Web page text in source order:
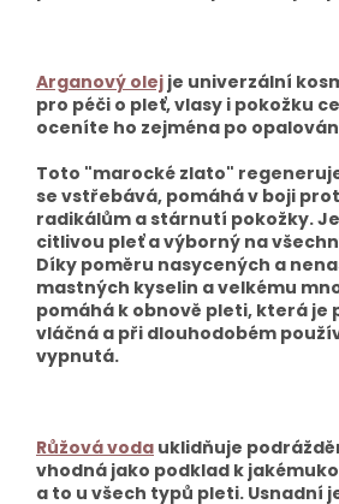
Arganový olej je univerzální
pro péči o pleť, vlasy i pokožku
oceníte ho zejména po
Toto "marocké zlato"
se vstřebává, pomáhá v boji
radikálům a stárnutí pokožky.
citlivou pleť a výborný na
Díky poměru nasycených a
mastných kyselin a velkému
pomáhá k obnově pleti, která je
vláčná a při dlouhodobém
vypnutá.
Růžová voda uklidňuje
vhodná jako podklad k
a to u všech typů pleti. Usnadní